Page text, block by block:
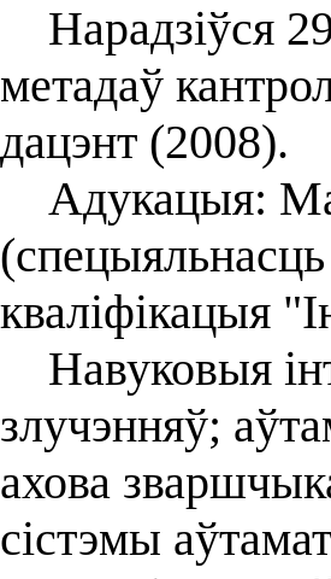
Нарадзіўся
метадаў
дацэнт (2008).
Адукацыя:
кваліфікацыя
Навуковыя
злучэнняў;
ахова
сістэмы